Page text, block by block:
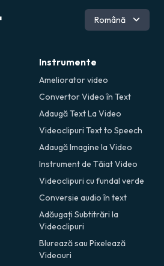
Engleză
Română
Instrumente
Ameliorator video
Convertor Video în Text
Adaugă Text La Video
Videoclipuri Text to Speech
Adaugă Imagine la Video
Instrument de Tăiat Video
Videoclipuri cu fundal verde
Conversie audio în text
Adăugați Subtitrări la
Videoclipuri
Blurează sau Pixelează
Videouri